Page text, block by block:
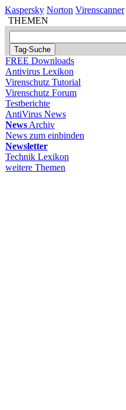
Kaspersky Norton Virenscanner
THEMEN
FREE Downloads
Antivirus Lexikon
Virenschutz Tutorial
Virenschutz Forum
Testberichte
AntiVirus News
News Archiv
News zum einbinden
Newsletter
Technik Lexikon
weitere Themen